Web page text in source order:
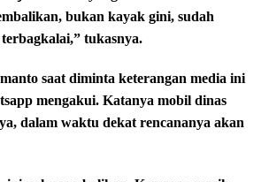
bukan kayak gini, sudah
tukasnya.
saat diminta keterangan media ini
mengakui. Katanya mobil dinas
dalam waktu dekat rencananya akan